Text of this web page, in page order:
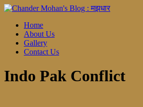
Home
About Us
Gallery
Contact Us
Indo Pak Conflict